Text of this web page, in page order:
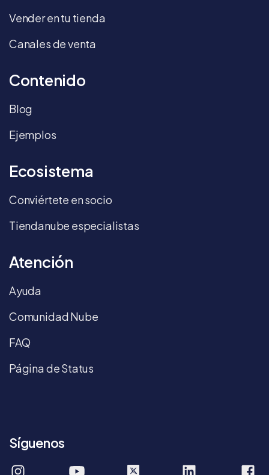
Vender en tu tienda
Canales de venta
Contenido
Blog
Ejemplos
Ecosistema
Conviértete en socio
Tiendanube especialistas
Atención
Ayuda
Comunidad Nube
FAQ
Página de Status
Síguenos
tiendanube tiendanube company/